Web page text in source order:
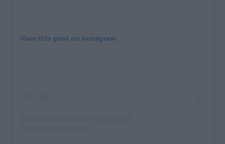
View this post on Instagram